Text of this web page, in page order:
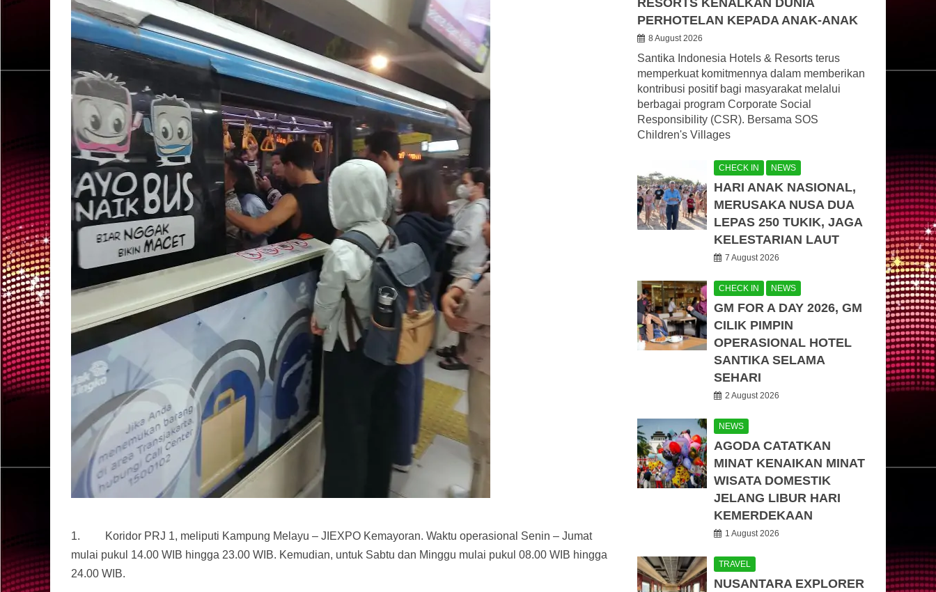
1. Koridor PRJ 1, meliputi Kampung Melayu – JIEXPO Kemayoran. Waktu operasional Senin – Jumat
mulai pukul 14.00 WIB hingga 23.00 WIB. Kemudian, untuk Sabtu dan Minggu mulai pukul 08.00 WIB hingga
24.00 WIB.
RESORTS KENALKAN DUNIA
PERHOTELAN KEPADA ANAK-ANAK
8 August 2026
Santika Indonesia Hotels & Resorts terus
memperkuat komitmennya dalam memberikan
kontribusi positif bagi masyarakat melalui
berbagai program Corporate Social
Responsibility (CSR). Bersama SOS
Children's Villages
CHECK IN NEWS
HARI ANAK NASIONAL,
MERUSAKA NUSA DUA
LEPAS 250 TUKIK, JAGA
KELESTARIAN LAUT
7 August 2026
CHECK IN NEWS
GM FOR A DAY 2026, GM
CILIK PIMPIN
OPERASIONAL HOTEL
SANTIKA SELAMA
SEHARI
2 August 2026
NEWS
AGODA CATATKAN
MINAT KENAIKAN MINAT
WISATA DOMESTIK
JELANG LIBUR HARI
KEMERDEKAAN
1 August 2026
TRAVEL
NUSANTARA EXPLORER